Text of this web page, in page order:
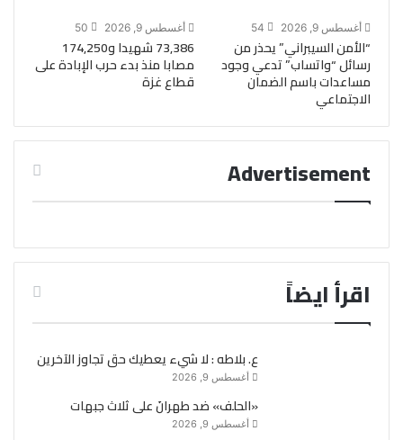
أغسطس 9, 2026 54
“الأمن السيبراني” يحذر من
رسائل “واتساب” تدعي وجود
مساعدات باسم الضمان
الاجتماعي
أغسطس 9, 2026 50
73,386 شهيدا و174,250
مصابا منذ بدء حرب الإبادة على
قطاع غزة
Advertisement
اقرأ ايضاً
ع. بلاطه : لا شيء يعطيك حق تجاوز الآخرين
أغسطس 9, 2026
«الحلف» ضد طهرانَ على ثلاث جبهات
أغسطس 9, 2026